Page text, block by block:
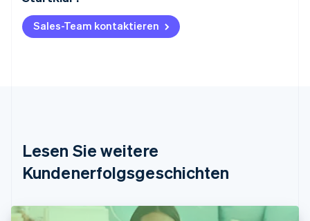
Sales-Team kontaktieren
Lesen Sie weitere
Kundenerfolgsgeschichten
Belgien
NederlandsFrançaisDeutschEnglish
DeutschEnglish
English
简体中文English